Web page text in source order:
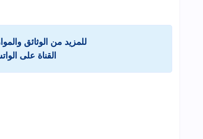
للمزيد من الوثائق
القناة على